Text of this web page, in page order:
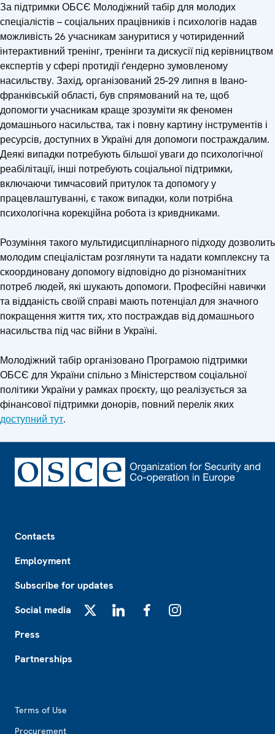
За підтримки ОБСЄ Молодіжний табір для молодих
спеціалістів – соціальних працівників і психологів надав
можливість 26 учасникам зануритися у чотириденний
інтерактивний тренінг, тренінги та дискусії під керівництвом
експертів у сфері протидії ґендерно зумовленому
насильству. Захід, організований 25-29 липня в Івано-
франківській області, був спрямований на те, щоб
допомогти учасникам краще зрозуміти як феномен
домашнього насильства, так і повну картину інструментів і
ресурсів, доступних в Україні для допомоги постраждалим.
Деякі випадки потребують більшої уваги до психологічної
реабілітації, інші потребують соціальної підтримки,
включаючи тимчасовий притулок та допомогу у
працевлаштуванні, є також випадки, коли потрібна
психологічна корекційна робота із кривдниками.
Розуміння такого мультидисциплінарного підходу дозволить
молодим спеціалістам розглянути та надати комплексну та
скоординовану допомогу відповідно до різноманітних
потреб людей, які шукають допомоги. Професійні навички
та відданість своїй справі мають потенціал для значного
покращення життя тих, хто постраждав від домашнього
насильства під час війни в Україні.
Молодіжний табір організовано Програмою підтримки
ОБСЄ для України спільно з Міністерством соціальної
політики України у рамках проєкту, що реалізується за
фінансової підтримки донорів, повний перелік яких
доступний тут.
Contacts
Employment
Subscribe for updates
Social media
Press
Partnerships
Terms of Use
Procurement